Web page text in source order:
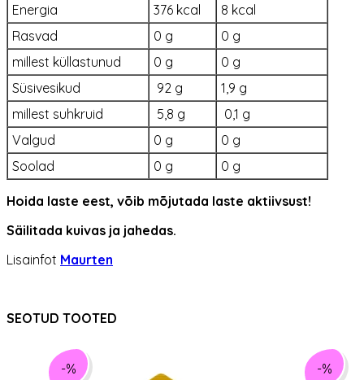
Energia
376 kcal
8 kcal
Rasvad
0 g
0 g
millest küllastunud
0 g
0 g
Süsivesikud
92 g
1,9 g
millest suhkruid
5,8 g
0,1 g
Valgud
0 g
0 g
Soolad
0 g 0 g
Hoida laste eest, võib mõjutada laste aktiivsust!
Säilitada kuivas ja jahedas.​
Lisainfot Maurten
SEOTUD TOOTED
-% -%